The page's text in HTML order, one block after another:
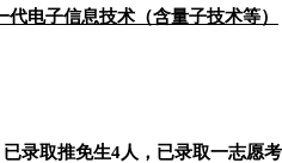
代电子信息技术（含量子技术等）
已录取推免生4人，已录取一志愿